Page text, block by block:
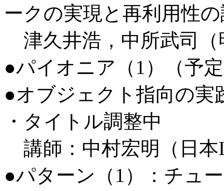
ークの実現と再利用性
津久井浩，中所武司（
●パイオニア（1）（予
●オブジェクト指向の実
・タイトル調整中
講師：中村宏明（日本
●パターン（1）：チュ